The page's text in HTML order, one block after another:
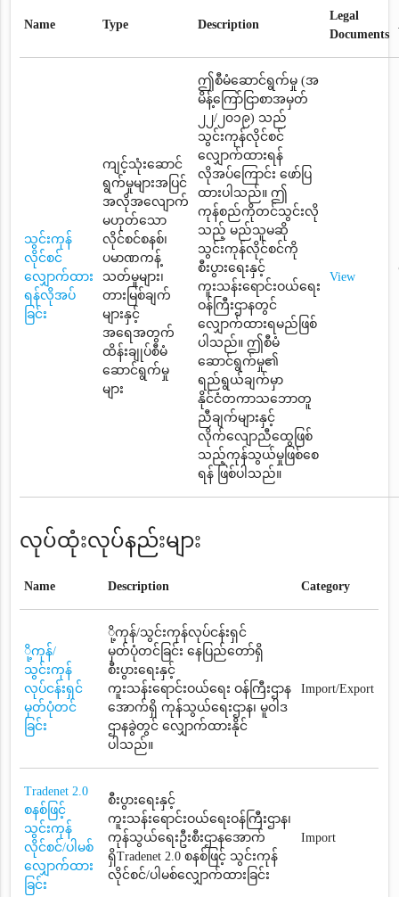
Name Type Description
Legal
Documents
သွင်းကုန်
လိုင်စင်
လျှောက်ထား
ရန်လိုအပ်
ခြင်း
ကျင့်သုံးဆောင်
ရွက်မှုများအပြင်
အလိုအလျောက်
မဟုတ်သော
လိုင်စင်စနစ်၊
ပမာဏကန့်
သတ်မှုများ၊
တားမြစ်ချက်
များနှင့်
အရေအတွက်
ထိန်းချုပ်စီမံ
ဆောင်ရွက်မှု
များ
ဤစီမံဆောင်ရွက်မှု (အ
မိန့်ကြော်ငြာစာအမှတ်
၂၂/၂၀၁၉) သည်
သွင်းကုန်လိုင်စင်
လျှောက်ထားရန်
လိုအပ်ကြောင်း ဖော်ပြ
ထားပါသည်။ ဤ
ကုန်စည်ကိုတင်သွင်းလို
သည့် မည်သူမဆို
သွင်းကုန်လိုင်စင်ကို
စီးပွားရေးနှင့်
ကူးသန်းရောင်းဝယ်ရေး
ဝန်ကြီးဌာနတွင်
လျှောက်ထားရမည်ဖြစ်
ပါသည်။ ဤစီမံ
ဆောင်ရွက်မှု၏
ရည်ရွယ်ချက်မှာ
နိုင်ငံတကာသဘောတူ
ညီချက်များနှင့်
လိုက်လျောညီထွေဖြစ်
သည့်ကုန်သွယ်မှုဖြစ်စေ
ရန် ဖြစ်ပါသည်။
View
လုပ်ထုံးလုပ်နည်းများ
Name Description Category
ို့ကုန်/
သွင်းကုန်
လုပ်ငန်းရှင်
မှတ်ပုံတင်
ခြင်း
ို့ကုန်/သွင်းကုန်လုပ်ငန်းရှင်
မှတ်ပုံတင်ခြင်း နေပြည်တော်ရှိ
စီးပွားရေးနှင့်
ကူးသန်းရောင်းဝယ်ရေး ဝန်ကြီးဌာန
အောက်ရှိ ကုန်သွယ်ရေးဌာန၊ မူဝါဒ
ဌာနခွဲတွင် လျှောက်ထားနိုင်
ပါသည်။
Import/Export
Tradenet 2.0
စနစ်ဖြင့်
သွင်းကုန်
လိုင်စင်/ပါမစ်
လျှောက်ထား
ခြင်း
စီးပွားရေးနှင့်
ကူးသန်းရောင်းဝယ်ရေးဝန်ကြီးဌာန၊
ကုန်သွယ်ရေးဦးစီးဌာနအောက်
ရှိTradenet 2.0 စနစ်ဖြင့် သွင်းကုန်
လိုင်စင်/ပါမစ်လျှောက်ထားခြင်း
Import